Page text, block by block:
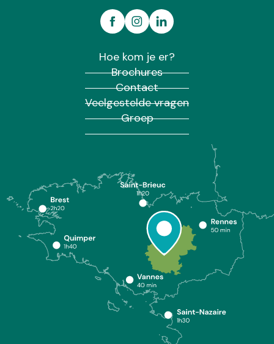
Hoe kom je er?
Brochures
Contact
Veelgestelde vragen
Groep